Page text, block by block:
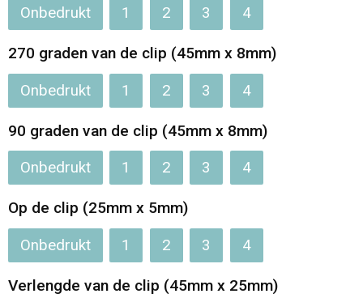
Onbedrukt 1 2 3 4
270 graden van de clip (45mm x 8mm)
Onbedrukt 1 2 3 4
90 graden van de clip (45mm x 8mm)
Onbedrukt 1 2 3 4
Op de clip (25mm x 5mm)
Onbedrukt 1 2 3 4
Verlengde van de clip (45mm x 25mm)